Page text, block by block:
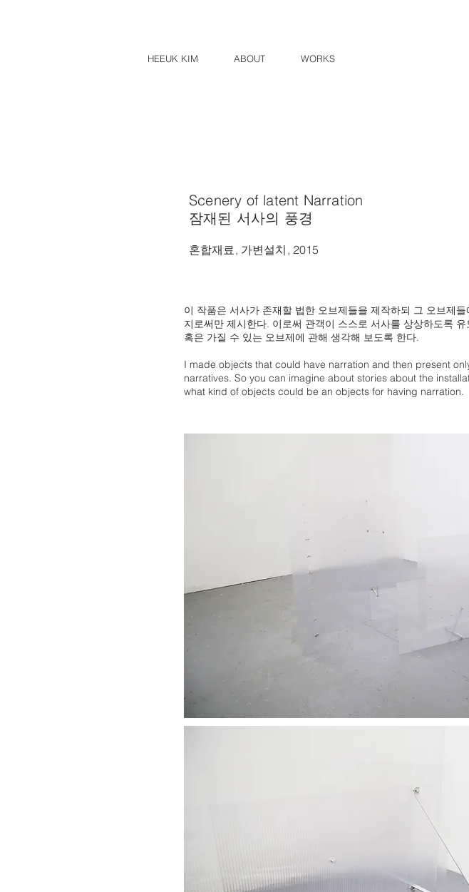
HEEUK KIM ABOUT WORKS
Scenery of latent Narration
​잠재된 서사의 풍경
​혼합재료, 가변설치, 2015
이 작품은 서사가 존재할 법한 오브제들을 제작하되 그 오브제
지로써만 제시한다. 이로써 관객이 스스로 서사를 상상하도록
혹은 가질 수 있는 오브제에 관해 생각해 보도록 한다.
I made objects that could have narration and then present
narratives. So you can imagine about stories about the
what kind of objects could be an objects for having narration.